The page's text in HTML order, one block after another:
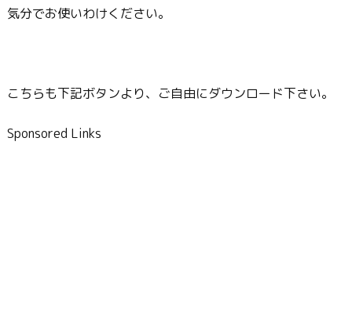
気分でお使いわけください。
こちらも下記ボタンより、ご自由にダウンロード下さい。
Sponsored Links